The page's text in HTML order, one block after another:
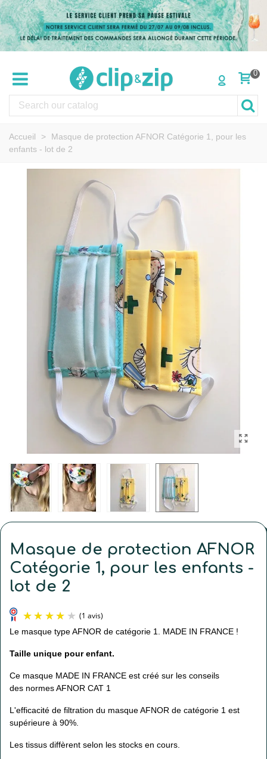
0
Accueil >
Masque de protection AFNOR Catégorie 1, pour les
enfants - lot de 2
Masque de protection AFNOR
Catégorie 1, pour les enfants -
lot de 2
Le masque type AFNOR de catégorie 1. MADE IN FRANCE !
Taille unique pour enfant.
Ce masque MADE IN FRANCE est créé sur les conseils
des normes AFNOR CAT 1
L'efficacité de filtration du masque AFNOR de catégorie 1 est
supérieure à 90%.
Les tissus diffèrent selon les stocks en cours.